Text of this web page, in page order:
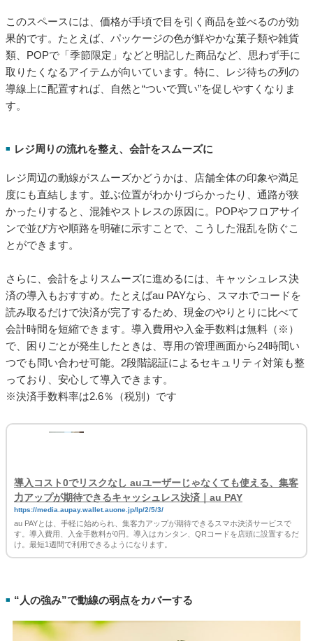
このスペースには、価格が手頃で目を引く商品を並べるのが効
果的です。たとえば、パッケージの色が鮮やかな菓子類や雑貨
類、POPで「季節限定」などと明記した商品など、思わず手に
取りたくなるアイテムが向いています。特に、レジ待ちの列の
導線上に配置すれば、自然と“ついで買い”を促しやすくなりま
す。
■ レジ周りの流れを整え、会計をスムーズに
レジ周辺の動線がスムーズかどうかは、店舗全体の印象や満足
度にも直結します。並ぶ位置がわかりづらかったり、通路が狭
かったりすると、混雑やストレスの原因に。POPやフロアサイ
ンで並び方や順路を明確に示すことで、こうした混乱を防ぐこ
とができます。
さらに、会計をよりスムーズに進めるには、キャッシュレス決
済の導入もおすすめ。たとえばau PAYなら、スマホでコードを
読み取るだけで決済が完了するため、現金のやりとりに比べて
会計時間を短縮できます。導入費用や入金手数料は無料（※）
で、困りごとが発生したときは、専用の管理画面から24時間い
つでも問い合わせ可能。2段階認証によるセキュリティ対策も整
っており、安心して導入できます。
※決済手数料率は2.6％（税別）です
導入コスト0でリスクなし auユーザーじゃなくても使える、集客
力アップが期待できるキャッシュレス決済｜au PAY
https://media.aupay.wallet.auone.jp/lp/2/5/3/
au PAYとは、手軽に始められ、集客力アップが期待できるスマホ決済サービスで
す。導入費用、入金手数料が0円。導入はカンタン、QRコードを店頭に設置するだ
け。最短1週間で利用できるようになります。
■ “人の強み”で動線の弱点をカバーする